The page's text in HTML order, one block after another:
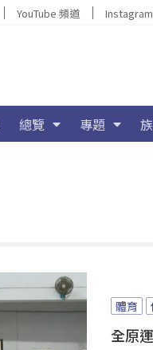
YouTube 頻道 Instagram
總覽 專題
體育
全原